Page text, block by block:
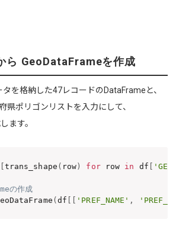
ら GeoDataFrameを作成
を格納した47レコードのDataFrameと、
県ポリゴンリストを入力にして、
ます。
[trans_shape ( row) for row in df [
の作成
(df [ [ 'PREF_NAME' ,